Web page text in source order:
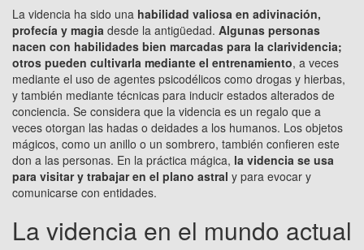
La videncia ha sido una habilidad valiosa en adivinación,
profecía y magia desde la antigüedad. Algunas personas
nacen con habilidades bien marcadas para la clarividencia;
otros pueden cultivarla mediante el entrenamiento, a veces
mediante el uso de agentes psicodélicos como drogas y hierbas,
y también mediante técnicas para inducir estados alterados de
conciencia. Se considera que la videncia es un regalo que a
veces otorgan las hadas o deidades a los humanos. Los objetos
mágicos, como un anillo o un sombrero, también confieren este
don a las personas. En la práctica mágica, la videncia se usa
para visitar y trabajar en el plano astral y para evocar y
comunicarse con entidades.
La videncia en el mundo actual